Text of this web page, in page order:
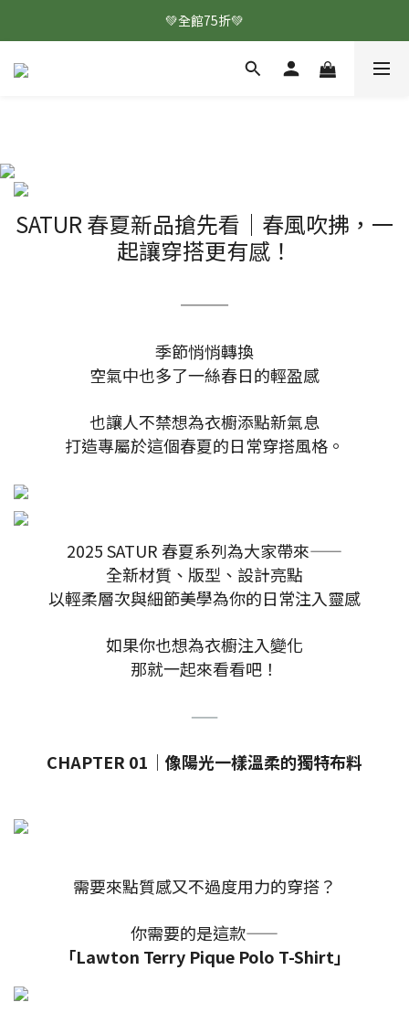
💚全館75折💚
SATUR 春夏新品搶先看｜春風吹拂，一
起讓穿搭更有感！
———
季節悄悄轉換
空氣中也多了一絲春日的輕盈感
也讓人不禁想為衣櫥添點新氣息
打造專屬於這個春夏的日常穿搭風格。
2025 SATUR 春夏系列為大家帶來——
全新材質、版型、設計亮點
以輕柔層次與細節美學為你的日常注入靈感
如果你也想為衣櫥注入變化
那就一起來看看吧！
——
CHAPTER 01｜像陽光一樣溫柔的獨特布料
需要來點質感又不過度用力的穿搭？
你需要的是這款——
「Lawton Terry Pique Polo T-Shirt」